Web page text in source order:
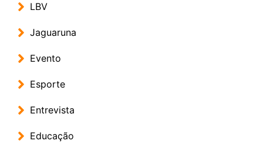
LBV
Jaguaruna
Evento
Esporte
Entrevista
Educação